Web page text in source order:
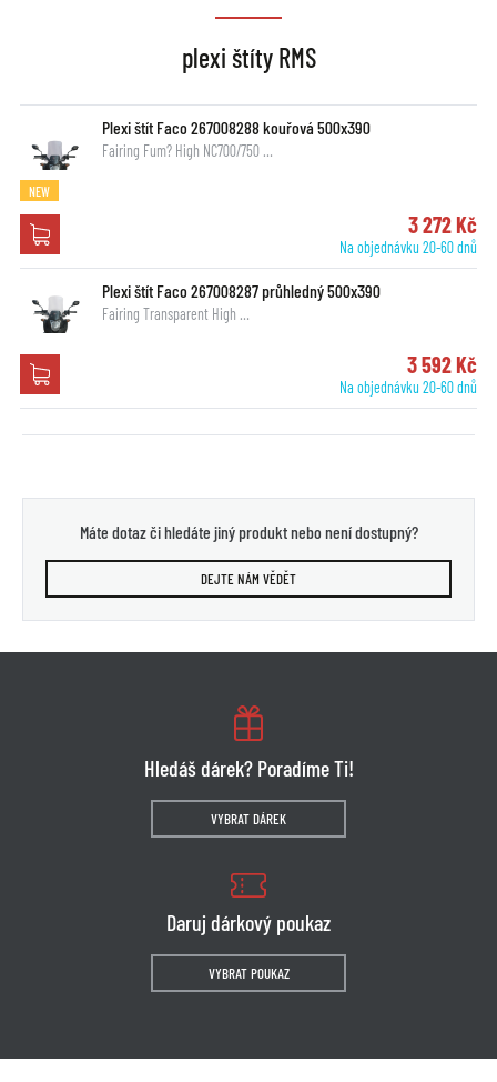
plexi štíty RMS
Plexi štít Faco 267008288 kouřová 500x390
Fairing Fum? High NC700/750 …
NEW
3 272 Kč
Na objednávku 20-60 dnů
Plexi štít Faco 267008287 průhledný 500x390
Fairing Transparent High …
3 592 Kč
Na objednávku 20-60 dnů
Máte dotaz či hledáte jiný produkt nebo není dostupný?
DEJTE NÁM VĚDĚT
Hledáš dárek? Poradíme Ti!
VYBRAT DÁREK
Daruj dárkový poukaz
VYBRAT POUKAZ